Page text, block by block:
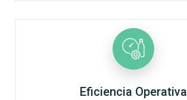
Eficiencia Operativa